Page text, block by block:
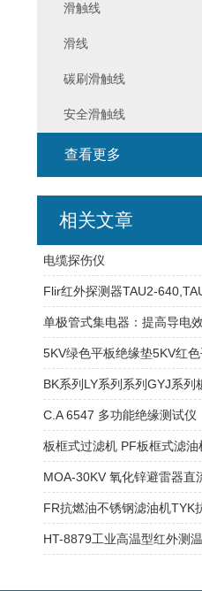
滑触线
滑线
碳刷滑触线
安全滑触线
查看更多
相关文章
电缆探伤仪
Flir红外探测器TAU2-
BK系列LY系列系列GYJ系列
C.A 6547 多功能绝缘测试仪
MOA-30KV 氧化锌避雷器直